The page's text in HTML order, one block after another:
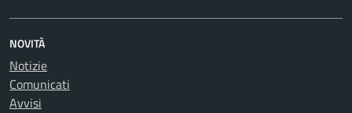
NOVITÀ
Notizie
Comunicati
Avvisi